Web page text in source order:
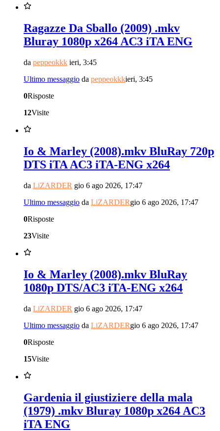
Ragazze Da Sballo (2009) .mkv
Bluray 1080p x264 AC3 iTA ENG
da peppeokkk ieri, 3:45
Ultimo messaggio da peppeokkkieri, 3:45
0Risposte
12Visite
Io & Marley (2008).mkv BluRay 720p
DTS iTA AC3 iTA-ENG x264
da LiZARDER gio 6 ago 2026, 17:47
Ultimo messaggio da LiZARDERgio 6 ago 2026, 17:47
0Risposte
23Visite
Io & Marley (2008).mkv BluRay
1080p DTS/AC3 iTA-ENG x264
da LiZARDER gio 6 ago 2026, 17:47
Ultimo messaggio da LiZARDERgio 6 ago 2026, 17:47
0Risposte
15Visite
Gardenia il giustiziere della mala
(1979) .mkv Bluray 1080p x264 AC3
iTA ENG